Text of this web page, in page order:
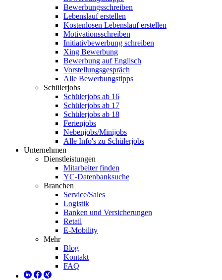
Bewerbungsschreiben
Lebenslauf erstellen
Kostenlosen Lebenslauf erstellen
Motivationsschreiben
Initiativbewerbung schreiben
Xing Bewerbung
Bewerbung auf Englisch
Vorstellungsgespräch
Alle Bewerbungstipps
Schülerjobs
Schülerjobs ab 16
Schülerjobs ab 17
Schülerjobs ab 18
Ferienjobs
Nebenjobs/Minijobs
Alle Info's zu Schülerjobs
Unternehmen
Dienstleistungen
Mitarbeiter finden
YC-Datenbanksuche
Branchen
Service/Sales
Logistik
Banken und Versicherungen
Retail
E-Mobility
Mehr
Blog
Kontakt
FAQ